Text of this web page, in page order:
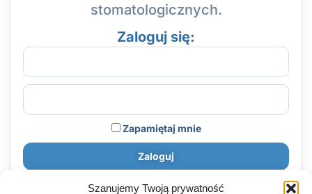
Szanujemy Twoją prywatność
stomatologicznych.
Zaloguj się:
Zapamiętaj mnie
Zaloguj
Zapomniałeś hasła?